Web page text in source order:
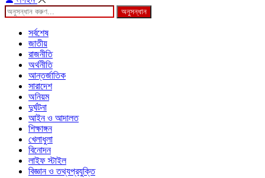
অনুসন্ধান
সর্বশেষ
জাতীয়
রাজনীতি
অর্থনীতি
আন্তর্জাতিক
সারাদেশ
অনিয়ম
দুর্ঘটনা
আইন ও আদালত
শিক্ষাঙ্গন
খেলাধুলা
বিনোদন
লাইফ স্টাইল
বিজ্ঞান ও তথ্যপ্রযুক্তি